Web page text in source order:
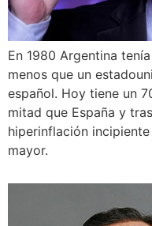
En 1980 Argentina
menos que un
español. Hoy tiene un
mitad que España y
hiperinflación
mayor.